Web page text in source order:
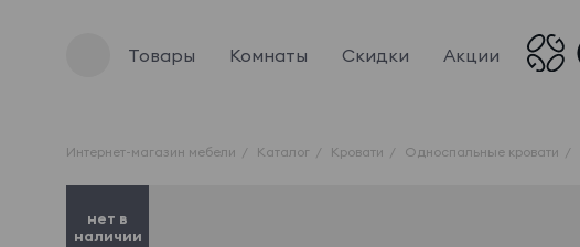
Товары Комнаты Скидки Акции
Интернет-магазин мебели Каталог Кровати Односпальные кровати
нет в
наличии